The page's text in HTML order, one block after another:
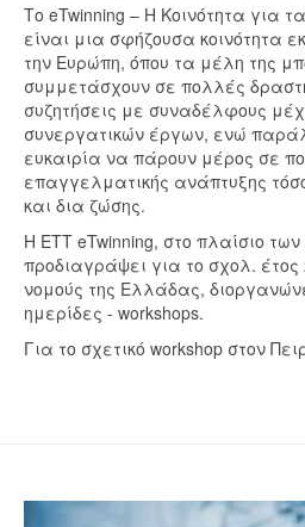
Το eTwinning – Η Κοινότητα για
είναι μια σφήζουσα κοινότητα
την Ευρώπη, όπου τα μέλη της
συμμετάσχουν σε πολλές
συζητήσεις με συναδέλφους
συνεργατικών έργων, ενώ
ευκαιρία να πάρουν μέρος σε
επαγγελματικής ανάπτυξης
και δια ζώσης.
Η ΕΤΤ eTwinning, στο πλαίσιο των
προδιαγράψει για το σχολ. έτος
νομούς της Ελλάδας,
ημερίδες - workshops.
Για το σχετικό workshop στον